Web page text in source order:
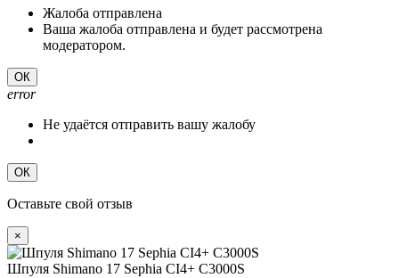
Жалоба отправлена
Ваша жалоба отправлена и будет рассмотрена
модератором.
ОК
error
Не удаётся отправить вашу жалобу
ОК
Оставьте свой отзыв
×
Шпуля Shimano 17 Sephia CI4+ C3000S